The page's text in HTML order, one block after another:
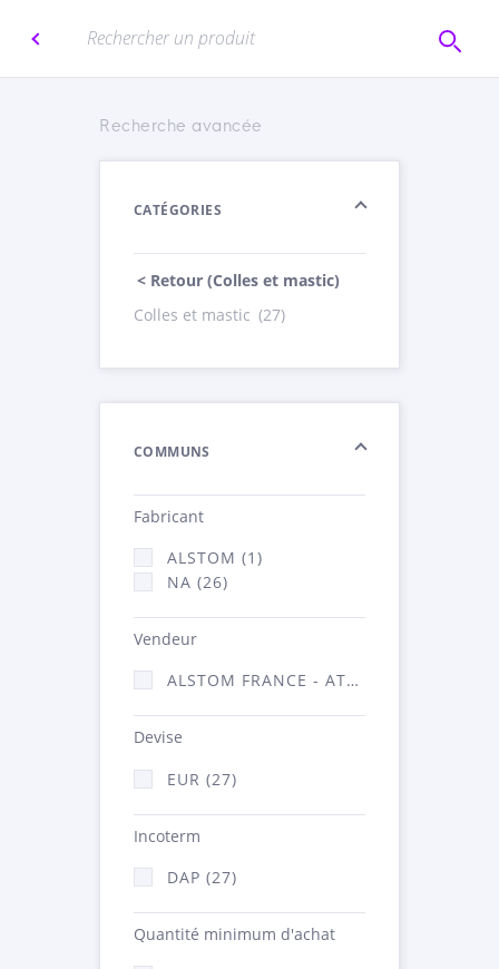
Recherche avancée
CATÉGORIES
< Retour (Colles et mastic)
Colles et mastic (27)
COMMUNS
Fabricant
ALSTOM (1)
NA (26)
Vendeur
ALSTOM FRANCE - ATSA (27)
Devise
EUR (27)
Incoterm
DAP (27)
Quantité minimum d'achat